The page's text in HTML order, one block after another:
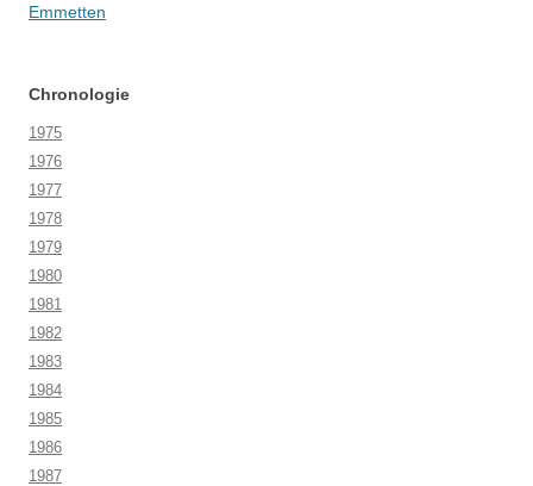
Emmetten
Chronologie
1975
1976
1977
1978
1979
1980
1981
1982
1983
1984
1985
1986
1987